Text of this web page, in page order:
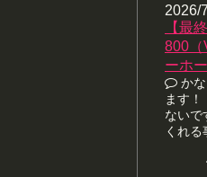
2026/
【最
800（
ーホ
か
ます！
ないで
くれる